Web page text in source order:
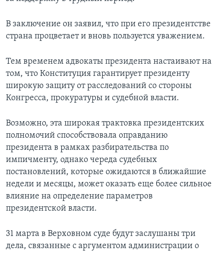
В заключение он заявил, что при его президентстве
страна процветает и вновь пользуется уважением.
Тем временем адвокаты президента настаивают на
том, что Конституция гарантирует президенту
широкую защиту от расследований со стороны
Конгресса, прокуратуры и судебной власти.
Возможно, эта широкая трактовка президентских
полномочий способствовала оправданию
президента в рамках разбирательства по
импичменту, однако череда судебных
постановлений, которые ожидаются в ближайшие
недели и месяцы, может оказать еще более сильное
влияние на определение параметров
президентской власти.
31 марта в Верховном суде будут заслушаны три
дела, связанные с аргументом администрации о